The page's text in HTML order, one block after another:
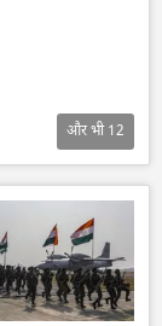
और भी12